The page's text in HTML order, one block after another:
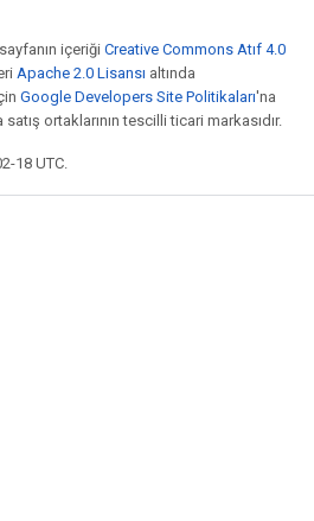
içeriği Creative Commons Atıf 4.0
Apache 2.0 Lisansı altında
Google Developers Site Politikaları'na
ortaklarının tescilli ticari markasıdır.
18 UTC.